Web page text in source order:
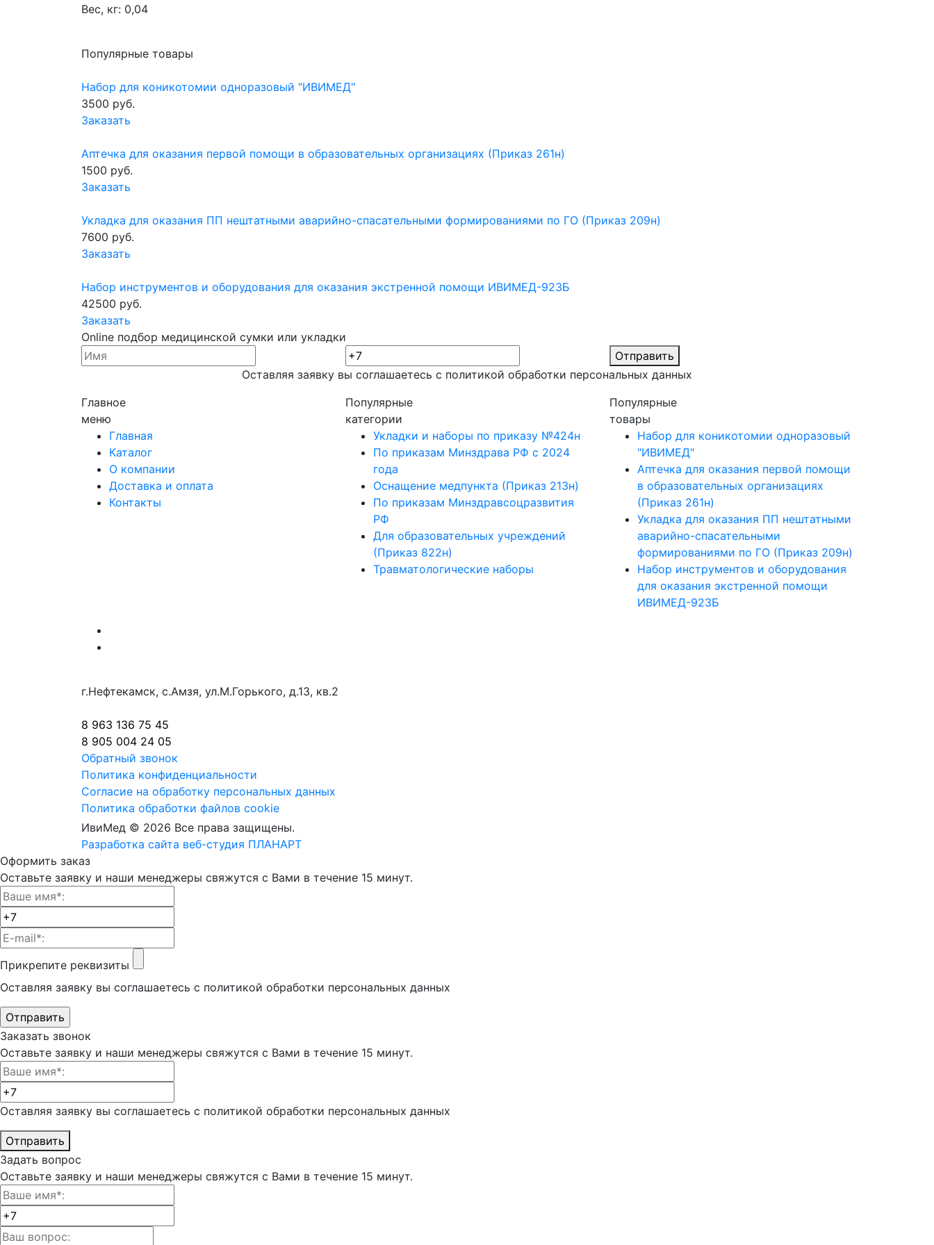
Вес, кг: 0,04
Популярные товары
Набор для коникотомии одноразовый "ИВИМЕД"
3500 руб.
Заказать
Аптечка для оказания первой помощи в образовательных организациях (Приказ 261н)
1500 руб.
Заказать
Укладка для оказания ПП нештатными аварийно-спасательными формированиями по ГО (Приказ 209н)
7600 руб.
Заказать
Набор инструментов и оборудования для оказания экстренной помощи ИВИМЕД-923Б
42500 руб.
Заказать
Online подбор медицинской сумки или укладки
Отправить
Оставляя заявку вы соглашаетесь с политикой обработки персональных данных
Главное
меню
Главная
Каталог
О компании
Доставка и оплата
Контакты
Популярные
категории
Укладки и наборы по приказу №424н
По приказам Минздрава РФ с 2024
года
Оснащение медпункта (Приказ 213н)
По приказам Минздравсоцразвития
РФ
Для образовательных учреждений
(Приказ 822н)
Травматологические наборы
Популярные
товары
Набор для коникотомии одноразовый
"ИВИМЕД"
Аптечка для оказания первой помощи
в образовательных организациях
(Приказ 261н)
Укладка для оказания ПП нештатными
аварийно-спасательными
формированиями по ГО (Приказ 209н)
Набор инструментов и оборудования
для оказания экстренной помощи
ИВИМЕД-923Б
г.Нефтекамск, с.Амзя, ул.М.Горького, д.13, кв.2
8 963 136 75 45
8 905 004 24 05
Обратный звонок
Политика конфиденциальности
Согласие на обработку персональных данных
Политика обработки файлов cookie
ИвиМед © 2026 Все права защищены.
Разработка сайта веб-студия ПЛАНАРТ
Оформить заказ
Оставьте заявку и наши менеджеры свяжутся с Вами в течение 15 минут.
Прикрепите реквизиты
Оставляя заявку вы соглашаетесь с политикой обработки персональных данных
Заказать звонок
Оставьте заявку и наши менеджеры свяжутся с Вами в течение 15 минут.
Оставляя заявку вы соглашаетесь с политикой обработки персональных данных
Отправить
Задать вопрос
Оставьте заявку и наши менеджеры свяжутся с Вами в течение 15 минут.